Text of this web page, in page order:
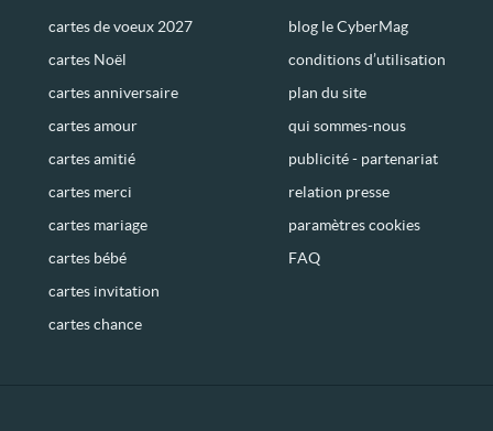
cartes de voeux 2027
cartes Noël
cartes anniversaire
cartes amour
cartes amitié
cartes merci
cartes mariage
cartes bébé
cartes invitation
cartes chance
blog le CyberMag
conditions d’utilisation
plan du site
qui sommes-nous
publicité - partenariat
relation presse
paramètres cookies
FAQ